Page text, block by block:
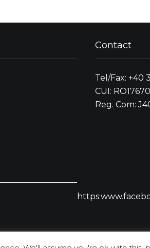
Contact
Tel/Fax: +40
CUI:
Reg. Com: